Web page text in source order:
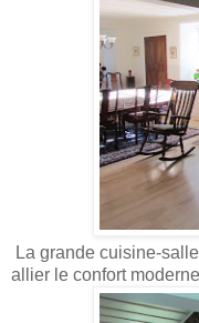
La grande cuisine-
allier le confort